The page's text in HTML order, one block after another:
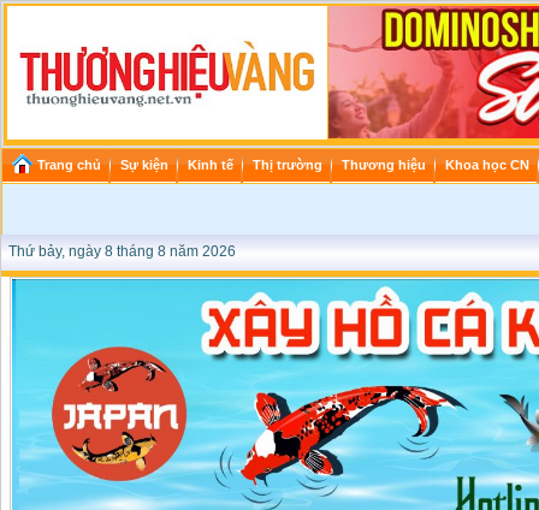
Trang chủ Sự kiện Kinh tế Thị trường Thương hiệu Khoa học CN
Thứ bảy, ngày 8 tháng 8 năm 2026